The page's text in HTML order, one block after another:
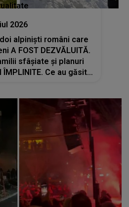
2026
alpiniști români care
A FOST DEZVĂLUITĂ.
sfâșiate și planuri
ÎMPLINITE. Ce au găsit